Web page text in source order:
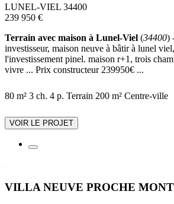
LUNEL-VIEL 34400
239 950 €
Terrain avec maison à Lunel-Viel (34400)
investisseur, maison neuve à bâtir à lunel
l'investissement pinel. maison r+1, trois
vivre ... Prix constructeur 239950€ ...
80 m² 3 ch. 4 p. Terrain 200 m² Centre-ville
VOIR LE PROJET
VILLA NEUVE PROCHE